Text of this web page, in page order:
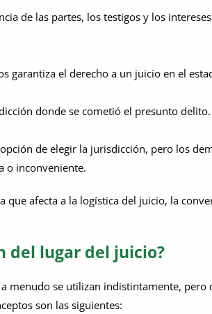
de las partes, los testigos y los
garantiza el derecho a un juicio en el
donde se cometió el presunto delito.
de elegir la jurisdicción, pero los
o inconveniente.
afecta a la logística del juicio, la
del lugar del juicio?
menudo se utilizan indistintamente,
son las siguientes: